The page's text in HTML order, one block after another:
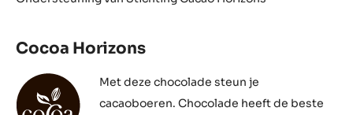
Cocoa Horizons
Met deze chocolade steun je
cacaoboeren. Chocolade heeft de beste